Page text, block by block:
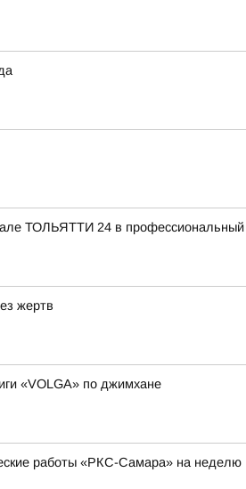
ТОЛЬЯТТИ 24 в
жертв
«VOLGA» по джимхане
работы «РКС-Самара» на неделю